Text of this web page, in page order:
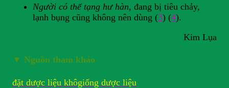
Người có thể tạng hư hàn, đang bị tiêu chảy,
lạnh bụng cũng không nên dùng (3) (4).
Kim Lụa
▼ Nguồn tham khảo
đặt dược liệu khôgiống dược liệu